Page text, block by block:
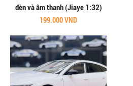
đèn và âm thanh (Jiaye 1:32)
199.000 VND